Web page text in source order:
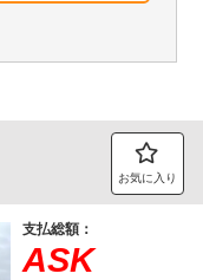
お気に入り
支払総額：
ASK